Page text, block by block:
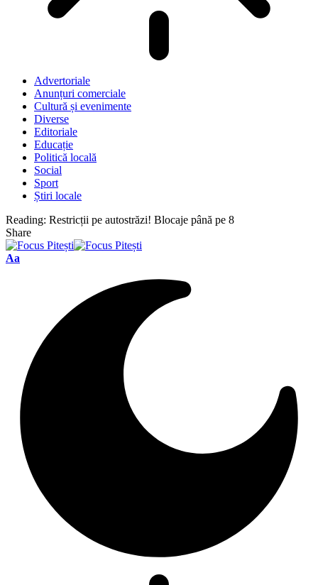
Advertoriale
Anunțuri comerciale
Cultură și evenimente
Diverse
Editoriale
Educație
Politică locală
Social
Sport
Știri locale
Reading: Restricții pe autostrăzi! Blocaje până pe 8
Share
Font
Aa